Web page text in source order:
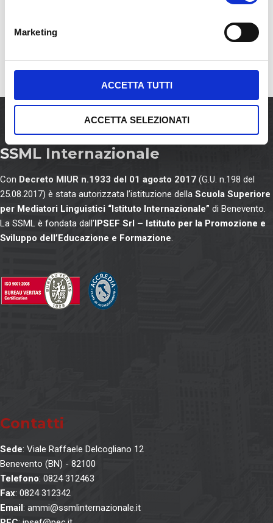
o
e
n
o
Marketing
ACCETTA TUTTI
ACCETTA SELEZIONATI
SSML Internazionale
Con Decreto MIUR n.1933 del 01 agosto 2017 (G.U. n.198 del
25.08.2017) è stata autorizzata l’istituzione della Scuola Superiore
per Mediatori Linguistici “Istituto Internazionale” di Benevento.
La SSML è fondata dall’IPSEF Srl – Istituto per la Promozione e
Sviluppo dell’Educazione e Formazione.
Contatti
Sede: Viale Raffaele Delcogliano 12
Benevento (BN) - 82100
Telefono: 0824 312463
Fax: 0824 312342
Email: ammi@ssmlinternazionale.it